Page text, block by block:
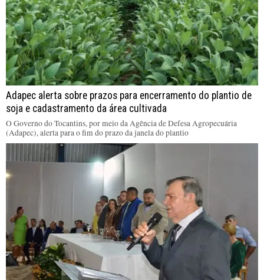
Adapec alerta sobre prazos para encerramento do plantio de
soja e cadastramento da área cultivada
O Governo do Tocantins, por meio da Agência de Defesa Agropecuária
(Adapec), alerta para o fim do prazo da janela do plantio